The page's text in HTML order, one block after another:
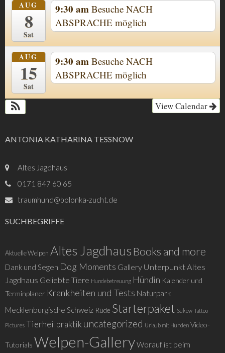
AUG
8
Sat
9:30 am Besuche NACH
ABSPRACHE möglich
AUG
15
Sat
9:30 am Besuche NACH
ABSPRACHE möglich
View Calendar
ANTONIA KATHARINA TESSNOW
Altes Jagdhaus
0171 847 60 65
traumhund@bolonka-zucht.de
SUCHBEGRIFFE
Aktuelle Welpen Altes Jagdhaus Books and more
Dank und Segen Dog Moments Gallery Unterpunkt Altes
Jagdhaus Geliebte Tiere Hundebetreuung Hündin Kalender und
Terminplaner Krankheiten und Tests Naturpark
Mecklenburgische Schweiz Rüde Starterpaket Sukow Tattoo
Pictures Tierheilpraktikuncategorized Urlaub mit Hunden Video-
Tutorials Welpen-GalleryWorauf ist beim